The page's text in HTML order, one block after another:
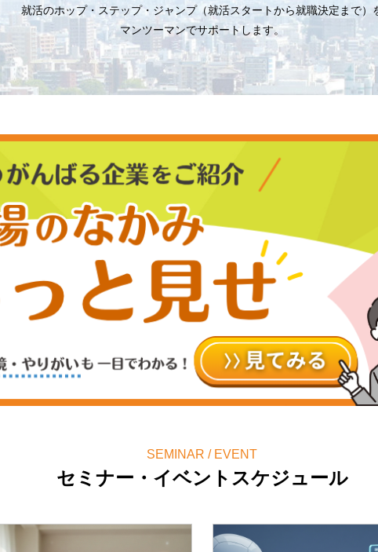
就活のホップ・ステップ・ジャンプ（就活スタートから就職決定まで）
マンツーマンでサポートします。
SEMINAR / EVENT
セミナー・イベントスケジュール